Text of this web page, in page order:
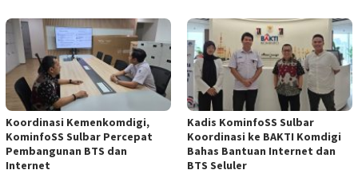
Koordinasi Kemenkomdigi,
KominfoSS Sulbar Percepat
Pembangunan BTS dan
Internet
Kadis KominfoSS Sulbar
Koordinasi ke BAKTI Komdigi
Bahas Bantuan Internet dan
BTS Seluler